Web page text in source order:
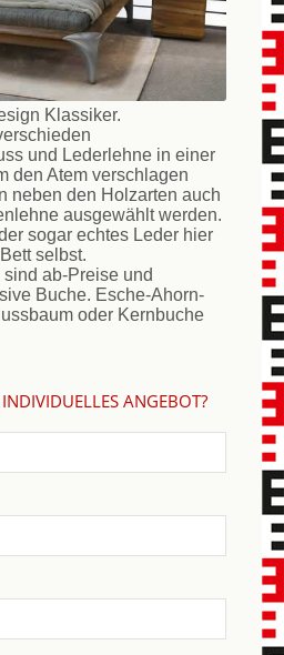
Klassiker.
und Lederlehne in einer
den Atem verschlagen
neben den Holzarten auch
ausgewählt werden.
sogar echtes Leder hier
selbst.
ab-Preise und
Buche. Esche-Ahorn-
oder Kernbuche
ANGEBOT?